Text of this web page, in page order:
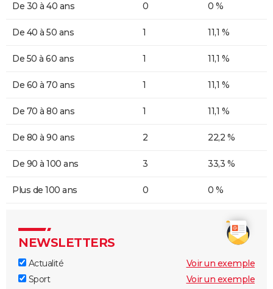
De 30 à 40 ans 0 0 %
De 40 à 50 ans 1 11,1 %
De 50 à 60 ans 1 11,1 %
De 60 à 70 ans 1 11,1 %
De 70 à 80 ans 1 11,1 %
De 80 à 90 ans 2 22,2 %
De 90 à 100 ans 3 33,3 %
Plus de 100 ans 0 0 %
NEWSLETTERS
Actualité
Voir un exemple
Sport
Voir un exemple